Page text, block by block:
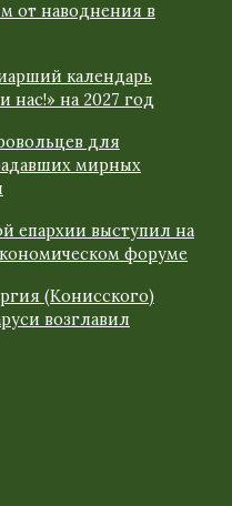
от наводнения в
календарь
нас!» на 2027 год
для
мирных
епархии выступил на
форуме
(Конисского)
возглавил